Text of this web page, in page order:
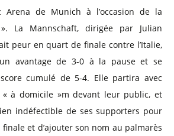
Arena de Munich à l’occasion de la
La Mannschaft, dirigée par Julian
peur en quart de finale contre l’Italie,
avantage de 3-0 à la pause et se
cumulé de 5-4. Elle partira avec
« à domicile »m devant leur public, et
indéfectible de ses supporters pour
et d’ajouter son nom au palmarès